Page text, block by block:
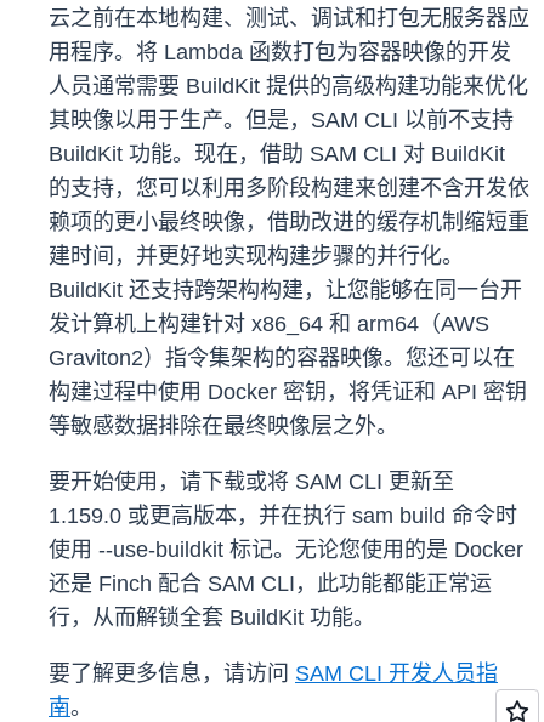
云之前在本地构建、测试、调试和打包无服务器应
用程序。将 Lambda 函数打包为容器映像的开发
人员通常需要 BuildKit 提供的高级构建功能来优化
其映像以用于生产。但是，SAM CLI 以前不支持
BuildKit 功能。现在，借助 SAM CLI 对 BuildKit
的支持，您可以利用多阶段构建来创建不含开发依
赖项的更小最终映像，借助改进的缓存机制缩短重
建时间，并更好地实现构建步骤的并行化。
BuildKit 还支持跨架构构建，让您能够在同一台开
发计算机上构建针对 x86_64 和 arm64（AWS
Graviton2）指令集架构的容器映像。您还可以在
构建过程中使用 Docker 密钥，将凭证和 API 密钥
等敏感数据排除在最终映像层之外。
要开始使用，请下载或将 SAM CLI 更新至
1.159.0 或更高版本，并在执行 sam build 命令时
使用 --use-buildkit 标记。无论您使用的是 Docker
还是 Finch 配合 SAM CLI，此功能都能正常运
行，从而解锁全套 BuildKit 功能。
要了解更多信息，请访问 SAM CLI 开发人员指
南。